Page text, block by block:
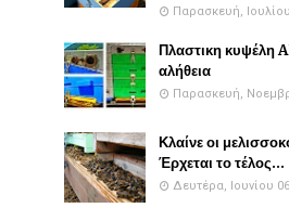
Παρασκευή,
Πλαστικη κυψέλη
αλήθεια
Παρασκευή,
Κλαίνε οι
Έρχεται το τέλος...
Δευτέρα, Ιουνίου